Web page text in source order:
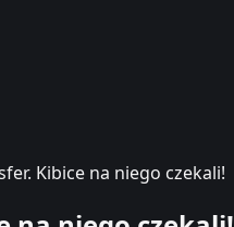
Kibice na niego czekali!